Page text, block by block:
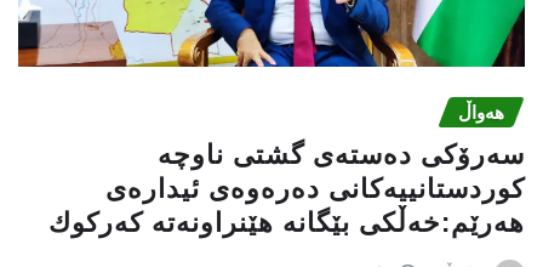
هەواڵ
سه‌رۆكی دەستەی گشتی ناوچە
كوردستانییەكانی دەرەوەی ئیدارەی
هەرێم:خه‌ڵكی بێگانه‌ هێنراونه‌ته‌ كه‌ركوك